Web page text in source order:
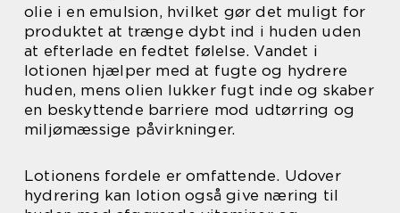
olie i en emulsion, hvilket gør det muligt for
produktet at trænge dybt ind i huden uden
at efterlade en fedtet følelse. Vandet i
lotionen hjælper med at fugte og hydrere
huden, mens olien lukker fugt inde og skaber
en beskyttende barriere mod udtørring og
miljømæssige påvirkninger.
Lotionens fordele er omfattende. Udover
hydrering kan lotion også give næring til